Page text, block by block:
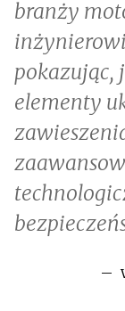
branży
pokazując,
elementy
–